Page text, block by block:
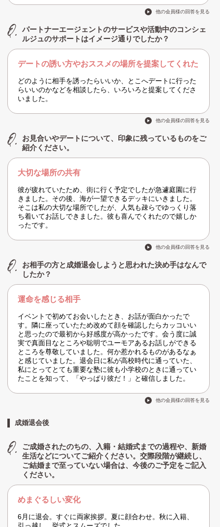
他の会員様の回答を見る
パートナーエージェントのサービスや活動中のコンシェ
ルジュのサポートはイメージ通りでしたか？
デートの誘い方やおススメの場所を提案してくれた
どのように相手を誘ったらいいか、とこへデートに行った
らいいのかなどを相談したら、いろいろと提案してくださ
いました。
他の会員様の回答を見る
お見合いやデートについて、印象に残っているものをご
紹介ください。
大切な場所の共有
彼が疲れていたため、街に行く予定でしたが急遽庭園に行
きました。その後、海が一望できるデッキにいきました。
そこは私の大切な場所でしたが、人気も疎らでゆっくり落
ち着いてお話しできました。彼も喜んでくれたので嬉しか
ったです。
他の会員様の回答を見る
お相手の方と成婚退会しようと思われた決め手はなんで
したか？
運命を感じる相手
イベントで初めてお会いしたとき、お話が面白かったで
す。隣に座っていたため改めて顔を確認したらカッコいい
と思ったので最初から好感度が高かったです。会う度に誠
実で真面目なところや聡明でユーモアあるお話しができる
ところを尊敬していました。何か惹かれるものがあるなぁ
と感じていました。退会日に私が高校時代に通っていた、
私にとってとても重要な塾に彼も小学校のときに通ってい
たことを知って、「やっぱり彼だ！」と確信しました。
他の会員様の回答を見る
成婚退会後
ご成婚されたのちの、入籍・結婚式までの過程や、新婚
生活などについてご紹介ください。交際段階が継続し、
ご結婚まで至っていない場合は、今後のご予定をご記入
ください。
めまぐるしい変化
6月に退会。すぐに両家挨拶。夏に顔合わせ。秋に入籍、